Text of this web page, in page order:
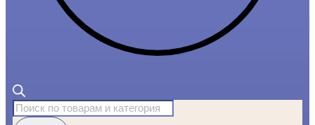
Поиск
товаров